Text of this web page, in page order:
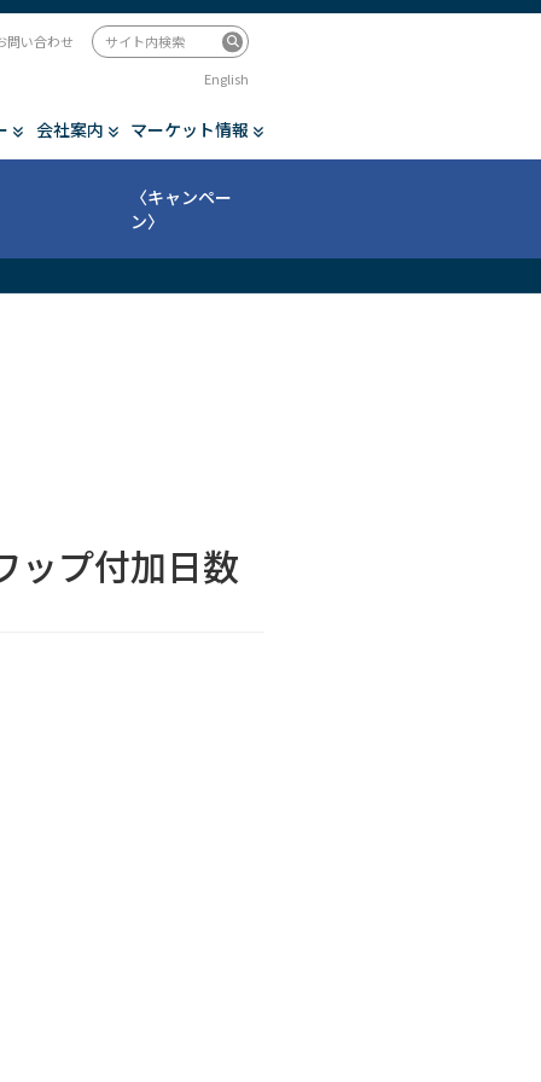
会社案内 マーケット情報
問い合わせ
English
〈キャンペー
ン〉
ップ付加日数